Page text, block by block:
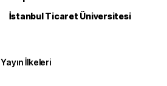
İstanbul Ticaret Üniversitesi
Yayın İlkeleri